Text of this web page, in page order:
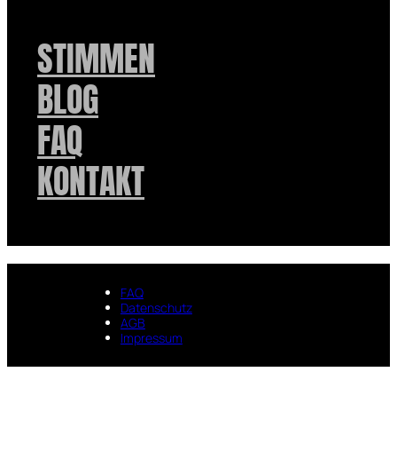
STIMMEN
BLOG
FAQ
KONTAKT
FAQ
Datenschutz
AGB
Impressum